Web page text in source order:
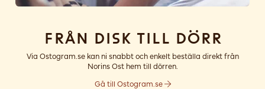
Från disk till dörr
Via Ostogram.se kan ni snabbt och enkelt beställa direkt från
Norins Ost hem till dörren.
Gå till Ostogram.se